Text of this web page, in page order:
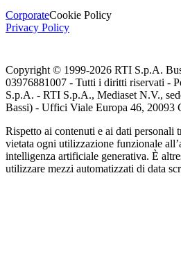
CorporateCookie Policy
Privacy Policy
Copyright © 1999-2026 RTI S.p.A.
03976881007 - Tutti i diritti riservati -
S.p.A. - RTI S.p.A., Mediaset N.V.,
Bassi) - Uffici Viale Europa 46, 20093
Rispetto ai contenuti e ai dati personali
vietata ogni utilizzazione funzionale
intelligenza artificiale generativa. È
utilizzare mezzi automatizzati di data